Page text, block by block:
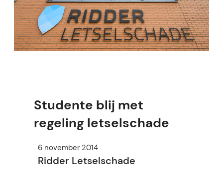
Studente blij met
regeling letselschade
6 november 2014
Ridder Letselschade